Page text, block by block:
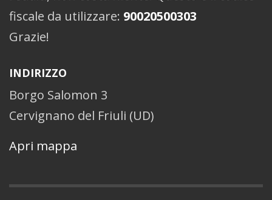
fiscale da utilizzare: 90020500303
Grazie!
INDIRIZZO
Borgo Salomon 3
Cervignano del Friuli (UD)
Apri mappa